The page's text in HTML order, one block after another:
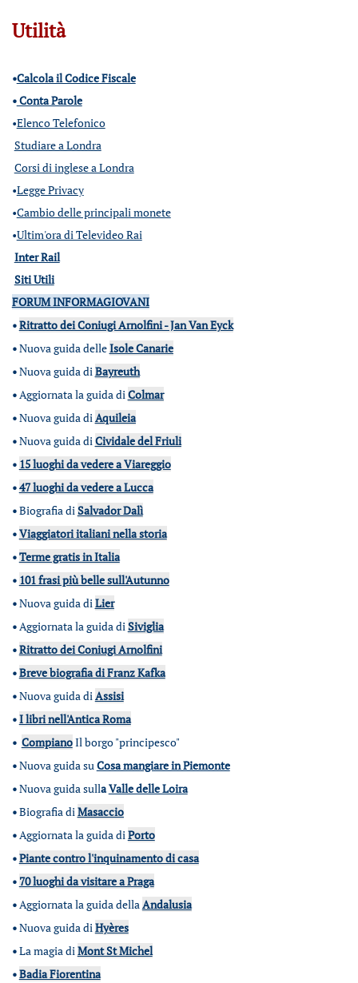
Utilità
•Calcola il Codice Fiscale
•Conta Parole
•Elenco Telefonico
Studiare a Londra
Corsi di inglese a Londra
•Legge Privacy
•Cambio delle principali monete
•Ultim'ora di Televideo Rai
Inter Rail
Siti Utili
FORUM INFORMAGIOVANI
•Ritratto dei Coniugi Arnolfini - Jan Van Eyck
•Nuova guida delleIsole Canarie
•Nuova guida diBayreuth
•Aggiornata la guida diColmar
•Nuova guida diAquileia
•Nuova guida diCividale del Friuli
• 15 luoghi da vedere a Viareggio
•47 luoghi da vedere a Lucca
•Biografia diSalvador Dalì
•Viaggiatori italiani nella storia
•Terme gratis in Italia
• 101 frasi più belle sull'Autunno
•Nuova guida diLier
•Aggiornata la guida diSiviglia
•Ritratto dei Coniugi Arnolfini
•Breve biografia di Franz Kafka
•Nuova guida diAssisi
•I libri nell'Antica Roma
• CompianoIl borgo "principesco"
•Nuova guida suCosa mangiare in Piemonte
•Nuova guida sullaValle delle Loira
•Biografia diMasaccio
•Aggiornata la guida diPorto
•Piante contro l'inquinamento di casa
• 70 luoghi da visitare a Praga
•Aggiornata la guida dellaAndalusia
•Nuova guida diHyères
•La magia diMont St Michel
•Badia Fiorentina